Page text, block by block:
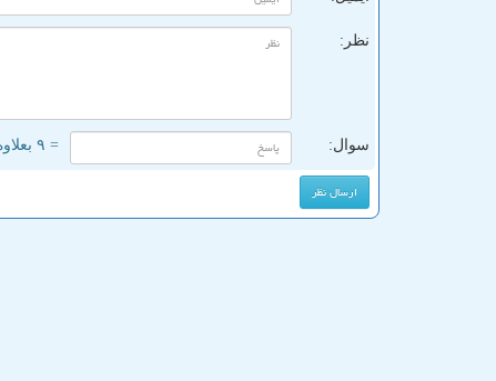
نظر:
سوال: = ۹ بعلاوه ۲